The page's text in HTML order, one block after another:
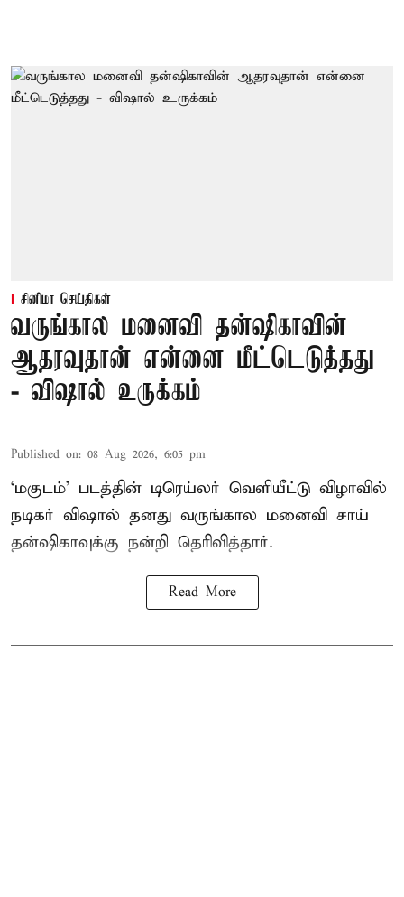
சினிமா செய்திகள்
வருங்கால மனைவி தன்ஷிகாவின்
ஆதரவுதான் என்னை மீட்டெடுத்தது
- விஷால் உருக்கம்
Published on: 08 Aug 2026, 6:05 pm
‘மகுடம்’ படத்தின் டிரெய்லர் வெளியீட்டு விழாவில்
நடிகர் விஷால் தனது வருங்கால மனைவி சாய்
தன்ஷிகாவுக்கு நன்றி தெரிவித்தார்.
Read More